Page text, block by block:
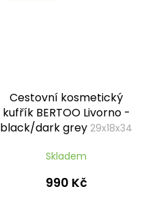
Cestovní kosmetický
kufřík BERTOO Livorno -
black/dark grey 29x18x34
Skladem
990 Kč